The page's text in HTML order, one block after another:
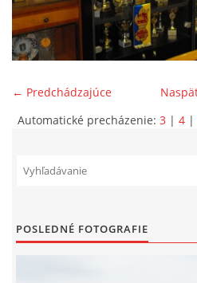
SPONZORI
KONTAKTY
← Predchádzajúce
Automatické precházenie: 3 | 4 |
POSLEDNÉ FOTOGRAFIE